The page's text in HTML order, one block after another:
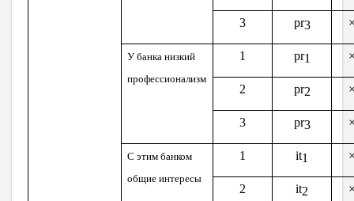
3 pr3
У банка низкий
профессионализм
1 pr1
2 pr2
3 pr3
С этим банком
общие интересы
1 it1
2 it2